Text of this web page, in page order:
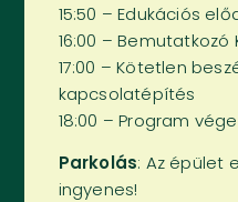
15:50 – Edukációs
16:00 – Bemutatkozó
17:00 – Kötetlen
kapcsolatépítés
18:00 – Program vége
Parkolás: Az épület
ingyenes!